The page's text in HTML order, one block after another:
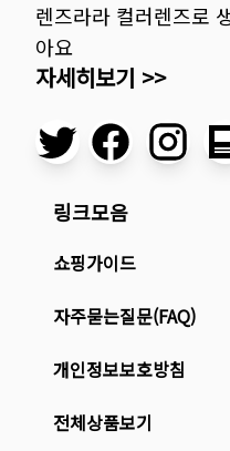
렌즈라라 컬러렌즈로
아요
자세히보기 >>
링크모음
쇼핑가이드
자주묻는질문(FAQ)
개인정보보호방침
전체상품보기